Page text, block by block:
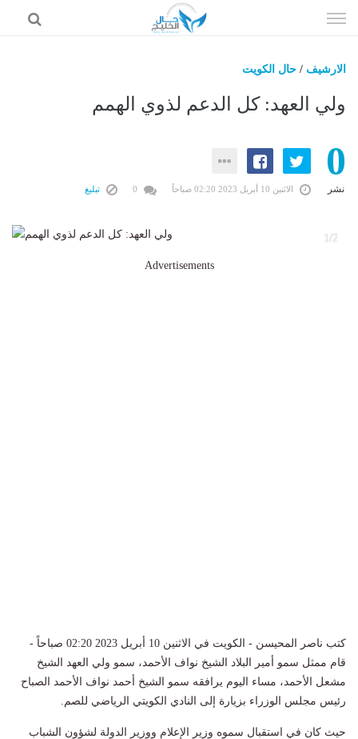
الى
الارشيف / حال الكويت
ولي العهد: كل الدعم لذوي الهمم
0
نشر الاثنين 10 أبريل 2023 02:20 صباحاً تبليغ
1/2
Advertisements
كتب ناصر المحيسن - الكويت في الاثنين 10 أبريل 2023 02:20 صباحاً -
قام ممثل سمو أمير البلاد الشيخ نواف الأحمد، سمو ولي العهد الشيخ
مشعل الأحمد، مساء اليوم يرافقه سمو الشيخ أحمد نواف الأحمد الصباح
رئيس مجلس الوزراء بزيارة إلى النادي الكويتي الرياضي للصم.
حيث كان في استقبال سموه وزير الإعلام ووزير الدولة لشؤون الشباب
حال السعودية